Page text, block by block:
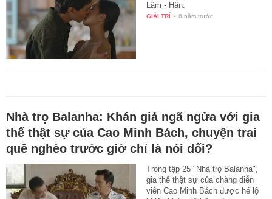
Lâm - Hân.
GIẢI TRÍ - 6 năm trước
Nhà trọ Balanha: Khán giả ngã ngửa với gia
thế thật sự của Cao Minh Bách, chuyện trai
quê nghèo trước giờ chỉ là nói dối?
Trong tập 25 "Nhà trọ Balanha",
gia thế thật sự của chàng diễn
viên Cao Minh Bách được hé lộ